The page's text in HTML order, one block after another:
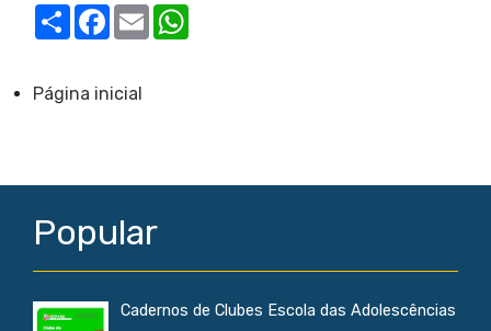
S
h
F
b
o
E
m
Página inicial
Popular
Cadernos de Clubes Escola das Adolescências